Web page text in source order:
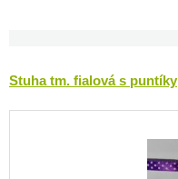
Stuha tm. fialová s puntíky